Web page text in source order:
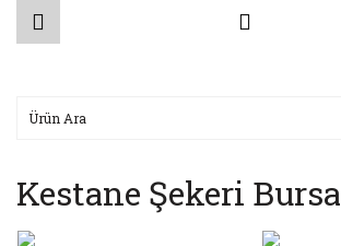
Kestane Şekeri Bursa